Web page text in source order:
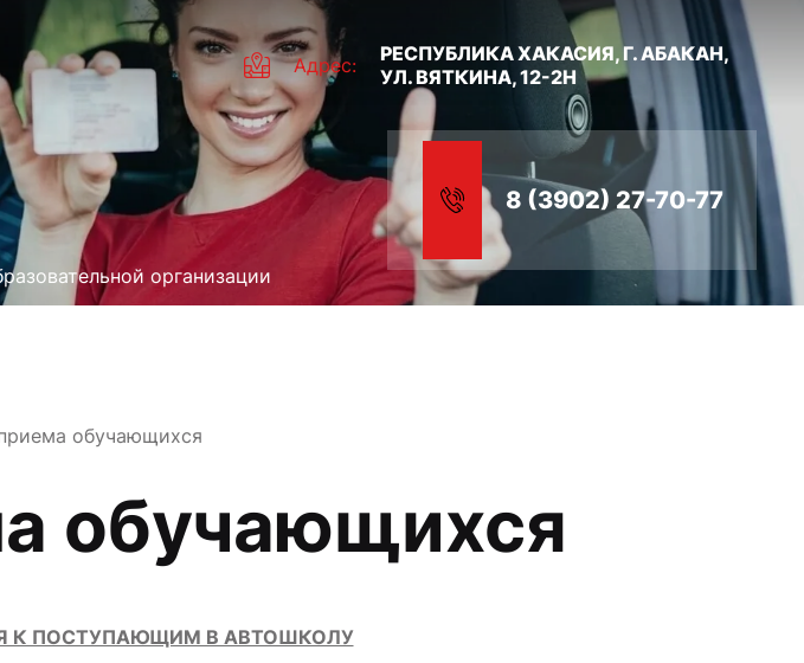
Адрес:
РЕСПУБЛИКА ХАКАСИЯ, Г. АБАКАН,
УЛ. ВЯТКИНА, 12-2Н
организации
8 (3902) 27-70-77
обучающихся
обучающихся
К ПОСТУПАЮЩИМ В АВТОШКОЛУ